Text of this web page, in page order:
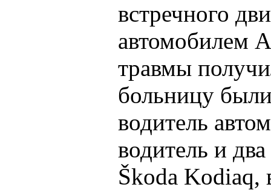
встречного
автомобилем
травмы
больницу
водитель
водитель и
Škoda Kodiaq,